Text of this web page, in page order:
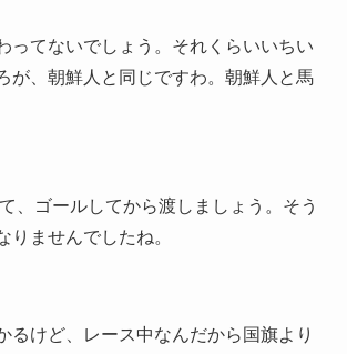
ってないでしょう。それくらいいちい
が、朝鮮人と同じですわ。朝鮮人と馬
、ゴールしてから渡しましょう。そう
りませんでしたね。
るけど、レース中なんだから国旗より